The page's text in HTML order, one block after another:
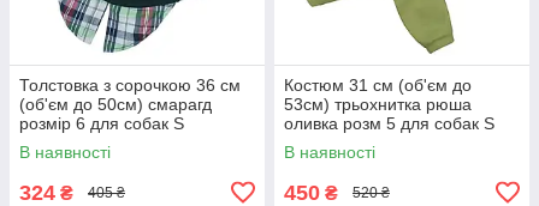
Толстовка з сорочкою 36 см
(об'єм до 50см) смарагд
розмір 6 для собак S
В наявності
324 ₴ 405 ₴
Костюм 31 см (об'єм до
53см) трьохнитка рюша
оливка розм 5 для собак S
В наявності
450 ₴ 520 ₴